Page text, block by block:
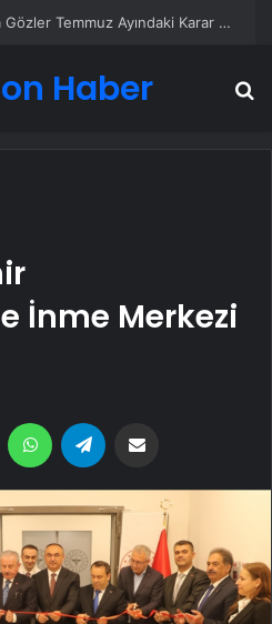
25 Yıllık Miras Davasında Gözler Temmuz Ayındaki Karar Duruşmasına Çevrildi
Haber
İnme Merkezi
MessengerWhatsApp